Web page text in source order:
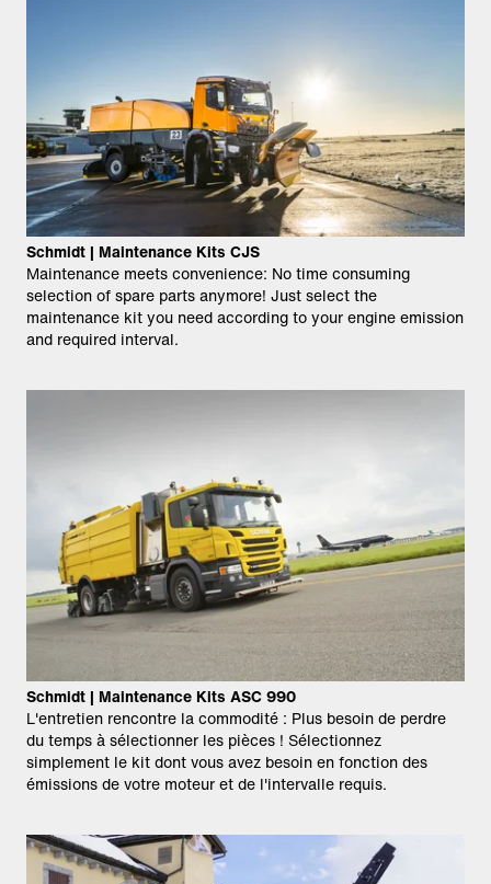
Schmidt | Maintenance Kits CJS
Maintenance meets convenience: No time consuming
selection of spare parts anymore! Just select the
maintenance kit you need according to your engine emission
and required interval.
Schmidt | Maintenance Kits ASC 990
L'entretien rencontre la commodité : Plus besoin de perdre
du temps à sélectionner les pièces ! Sélectionnez
simplement le kit dont vous avez besoin en fonction des
émissions de votre moteur et de l'intervalle requis.